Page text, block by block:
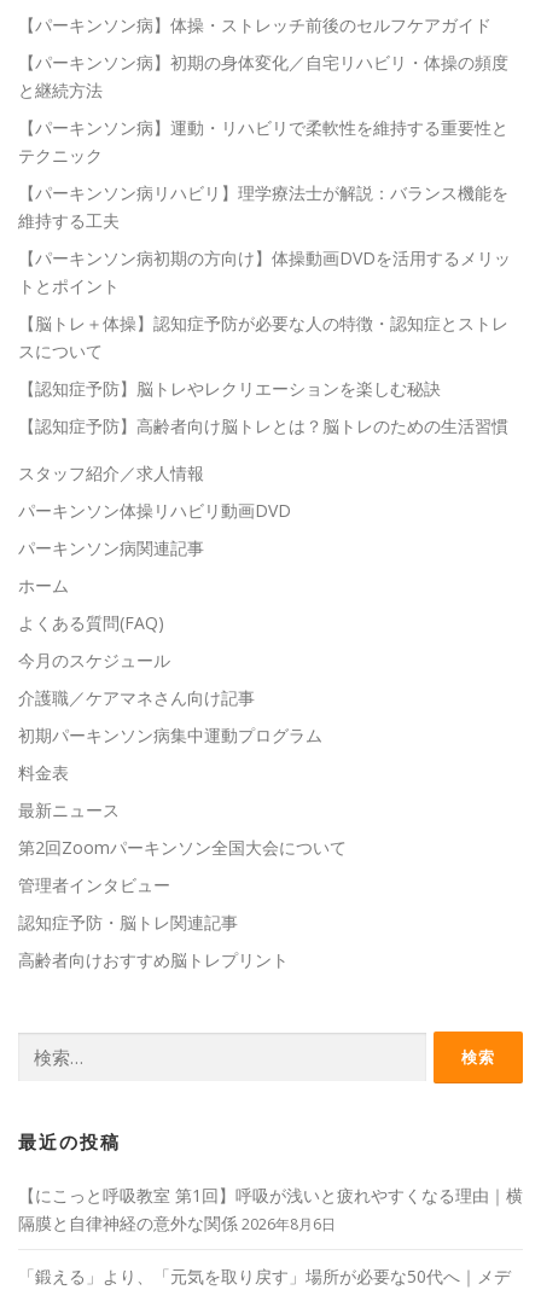
【パーキンソン病】体操・ストレッチ前後のセルフケアガイド
【パーキンソン病】初期の身体変化／自宅リハビリ・体操の頻度
と継続方法
【パーキンソン病】運動・リハビリで柔軟性を維持する重要性と
テクニック
【パーキンソン病リハビリ】理学療法士が解説：バランス機能を
維持する工夫
【パーキンソン病初期の方向け】体操動画DVDを活用するメリッ
トとポイント
【脳トレ＋体操】認知症予防が必要な人の特徴・認知症とストレ
スについて
【認知症予防】脳トレやレクリエーションを楽しむ秘訣
【認知症予防】高齢者向け脳トレとは？脳トレのための生活習慣
スタッフ紹介／求人情報
パーキンソン体操リハビリ動画DVD
パーキンソン病関連記事
ホーム
よくある質問(FAQ)
今月のスケジュール
介護職／ケアマネさん向け記事
初期パーキンソン病集中運動プログラム
料金表
最新ニュース
第2回Zoomパーキンソン全国大会について
管理者インタビュー
認知症予防・脳トレ関連記事
高齢者向けおすすめ脳トレプリント
索:
最近の投稿
【にこっと呼吸教室 第1回】呼吸が浅いと疲れやすくなる理由｜横
隔膜と自律神経の意外な関係2026年8月6日
「鍛える」より、「元気を取り戻す」場所が必要な50代へ｜メデ